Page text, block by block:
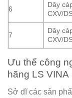
6
Dây
CXV/
7
Dây
CXV/
Ưu thế công
hãng LS VINA
Sở dĩ các sản